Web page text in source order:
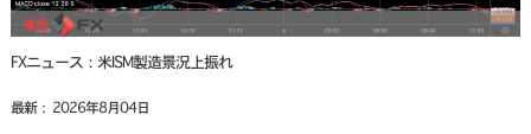
FXニュース：米ISM製造景況上振れ
最新： 2026年8月04日